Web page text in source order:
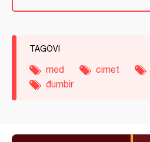
TAGOVI
med cimet
đumbir